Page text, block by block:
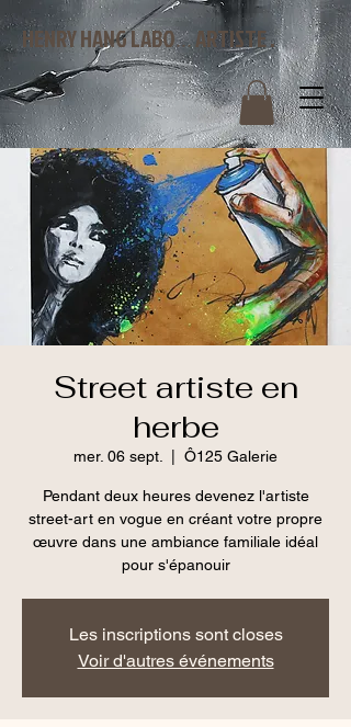
HENRY HANG LABO...ARTISTE .
Street artiste en
herbe
mer. 06 sept. Ô125 Galerie
Pendant deux heures devenez l'artiste
street-art en vogue en créant votre propre
œuvre dans une ambiance familiale idéal
pour s'épanouir
Les inscriptions sont closes
Voir d'autres événements